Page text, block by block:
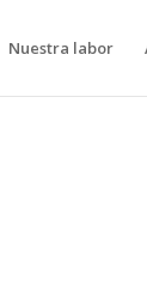
Nuestra labor